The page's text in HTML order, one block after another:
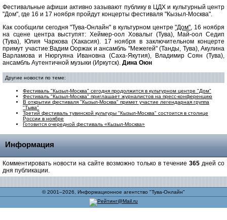
Фестивальные афиши активно зазывают публику в ЦДХ и культурный центр
"Дом", где 16 и 17 ноября пройдут концерты фестиваля "Кызыл-Москва".
Как сообщили сегодня "Тува-Онлайн" в культурном центре"Дом", 16 ноября
на сцене центра выступят: Хеймер-оол Ховалыг (Тува), Май-оол Седип
(Тува), Юлия Чаркова (Хакасия). 17 ноября в заключительном концерте
примут участие:Вадим Ооржак и ансамбль "Межегей" (Танды, Тува), Акулина
Варламова и Нюргуяна Ивановна (Саха-Якутия), Владимир Соян (Тува),
ансамбль Аутентичной музыки (Иркутск). Дина Оюн
Другие новости по теме:
Фестиваль "Кызыл-Москва" сегодня продолжится в культурном центре "Дом"
Фестиваль "Кызыл-Москва" приглашает журналистов на пресс-конференцию
В открытии фестиваля "Кызыл-Москва" примет участие легендарная группа
"Тыва"
Третий фестиваль тувинской культуры "Кызыл-Москва" состоится в столице
России в ноябре
Готовится очередной фестиваль «Кызыл-Москва»
Информация
Комментировать новости на сайте возможно только в течение 365 дней со
дня публикации.
© 2001–2026, Информационное агентство "Тува-Онлайн"